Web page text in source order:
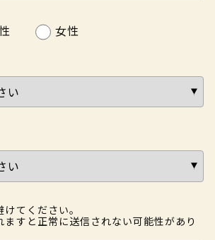
女性
てください。
ますと正常に送信されない可能性があり